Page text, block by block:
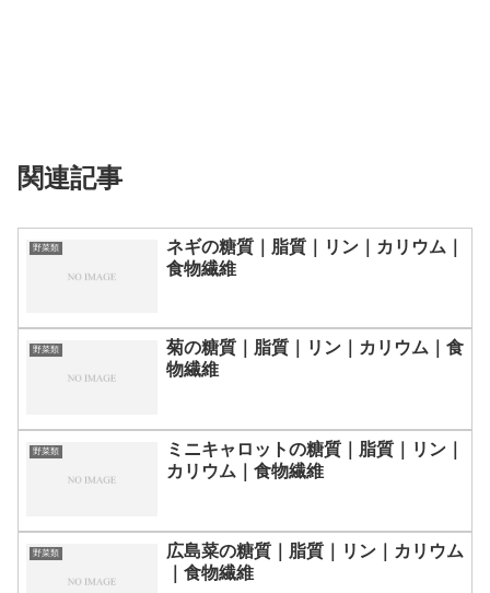
関連記事
野菜類
ネギの糖質｜脂質｜リン｜カリウム｜
食物繊維
野菜類
菊の糖質｜脂質｜リン｜カリウム｜食
物繊維
野菜類
ミニキャロットの糖質｜脂質｜リン｜
カリウム｜食物繊維
野菜類
広島菜の糖質｜脂質｜リン｜カリウム
｜食物繊維